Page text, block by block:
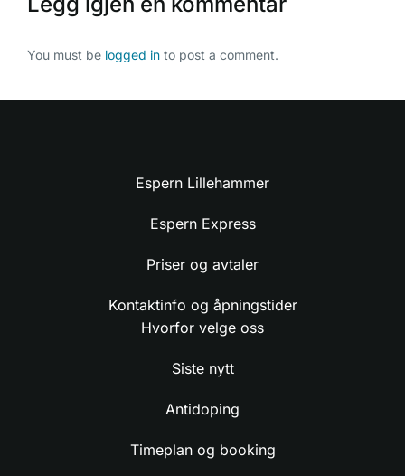
You must be logged in to post a comment.
Espern Lillehammer
Espern Express
Priser og avtaler
Kontaktinfo og åpningstider
Hvorfor velge oss
Siste nytt
Antidoping
Timeplan og booking